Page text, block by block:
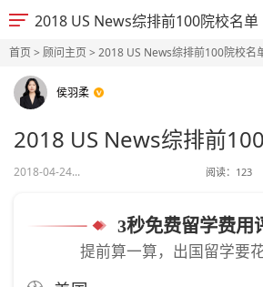
2018 US News综排前100院校名单
首页> 顾问主页> 2018 US News综排前100院校名
侯羽柔
2018 US News综排前
2018-04-24... 阅读： 123
3秒免费留学费用
提前算一算，出国留学要